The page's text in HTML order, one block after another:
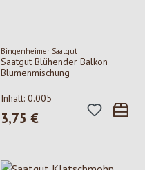
Bingenheimer Saatgut
Saatgut Blühender Balkon
Blumenmischung
Inhalt: 0.005
Regulärer Preis:
3,75 €